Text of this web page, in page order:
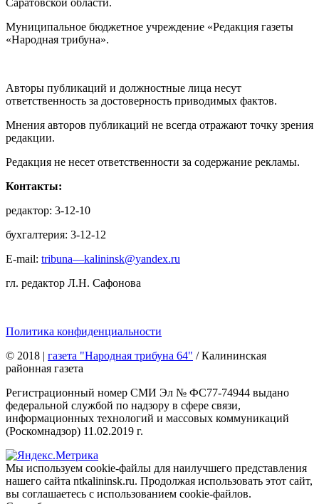
Саратовской области.
Муниципальное бюджетное учреждение «Редакция газеты
«Народная трибуна».
Авторы публикаций и должностные лица несут
ответственность за достоверность приводимых фактов.
Мнения авторов публикаций не всегда отражают точку зрения
редакции.
Редакция не несет ответственности за содержание рекламы.
Контакты:
редактор: 3-12-10
бухгалтерия: 3-12-12
E-mail: tribuna—kalininsk@yandex.ru
гл. редактор Л.Н. Сафонова
Политика конфиденциальности
© 2018 | газета "Народная трибуна 64" / Калининская
районная газета
Регистрационный номер СМИ Эл № ФС77-74944 выдано
федеральной службой по надзору в сфере связи,
информационных технологий и массовых коммуникаций
(Роскомнадзор) 11.02.2019 г.
Мы используем cookie-файлы для наилучшего представления
нашего сайта ntkalininsk.ru. Продолжая использовать этот сайт,
вы соглашаетесь с использованием cookie-файлов.